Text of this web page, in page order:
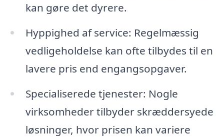
kan gøre det dyrere.
Hyppighed af service: Regelmæssig
vedligeholdelse kan ofte tilbydes til en
lavere pris end engangsopgaver.
Specialiserede tjenester: Nogle
virksomheder tilbyder skræddersyede
løsninger, hvor prisen kan variere